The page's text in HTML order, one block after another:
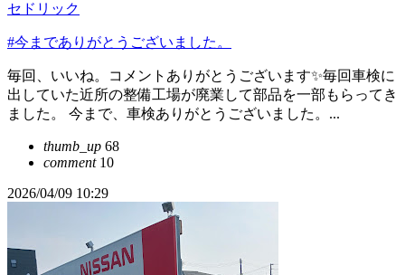
セドリック
#今までありがとうございました。
毎回、いいね。コメントありがとうございます✨毎回車検に
出していた近所の整備工場が廃業して部品を一部もらってき
ました。 今まで、車検ありがとうございました。...
thumb_up 68
comment10
2026/04/09 10:29